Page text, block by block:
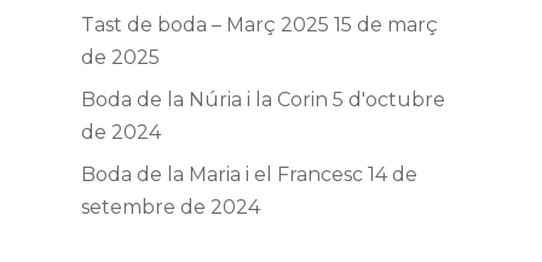
Tast de boda – Març 2025 15 de març
de 2025
Boda de la Núria i la Corin 5 d'octubre
de 2024
Boda de la Maria i el Francesc 14 de
setembre de 2024